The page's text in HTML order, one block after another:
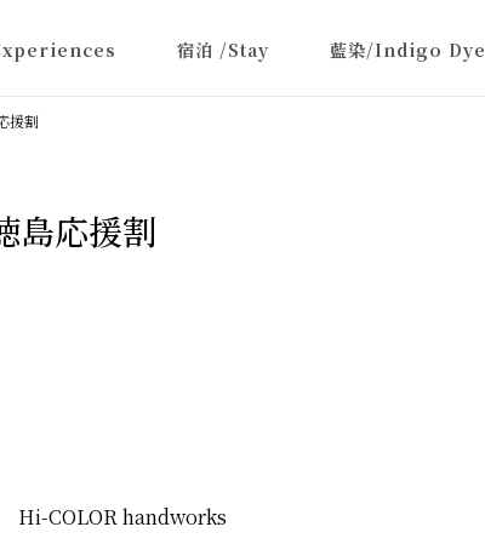
宿泊 /Stay 藍染/Indigo Dye
援割
島応援割
Hi-COLOR handworks